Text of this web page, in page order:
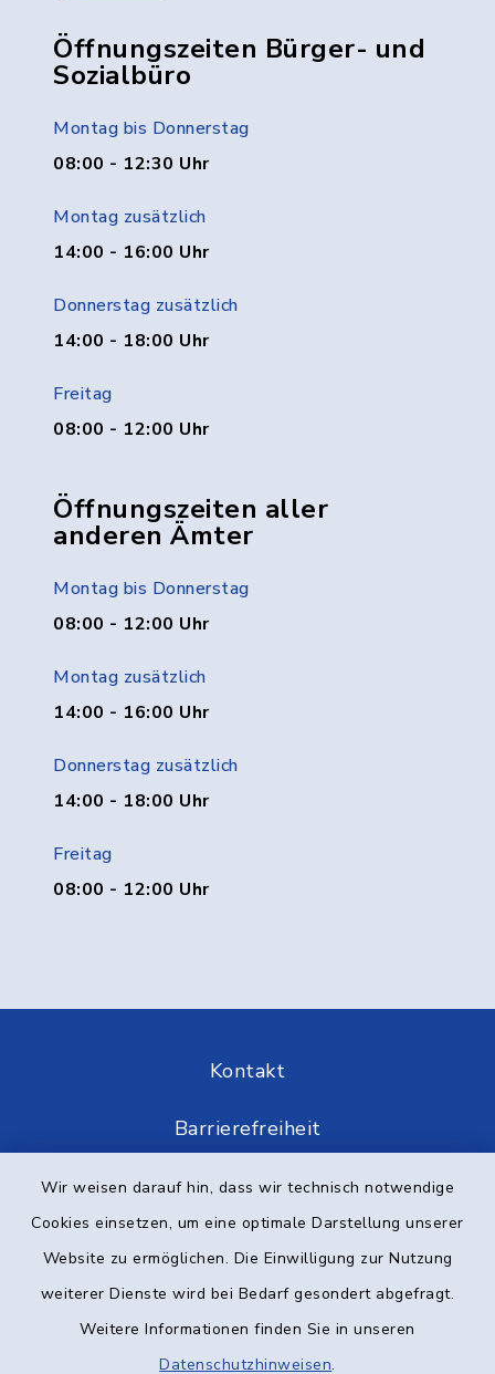
Wir weisen darauf hin, dass wir technisch notwendige
Cookies einsetzen, um eine optimale Darstellung unserer
Website zu ermöglichen. Die Einwilligung zur Nutzung
weiterer Dienste wird bei Bedarf gesondert abgefragt.
Weitere Informationen finden Sie in unseren
Datenschutzhinweisen.
Öffnungszeiten Bürger- und
Sozialbüro
Montag bis Donnerstag
08:00 - 12:30 Uhr
Montag zusätzlich
14:00 - 16:00 Uhr
Donnerstag zusätzlich
14:00 - 18:00 Uhr
Freitag
08:00 - 12:00 Uhr
Öffnungszeiten aller
anderen Ämter
Montag bis Donnerstag
08:00 - 12:00 Uhr
Montag zusätzlich
14:00 - 16:00 Uhr
Donnerstag zusätzlich
14:00 - 18:00 Uhr
Freitag
08:00 - 12:00 Uhr
Kontakt
Barrierefreiheit
Datenschutz
Elektronische Kommunikation
Sitemap